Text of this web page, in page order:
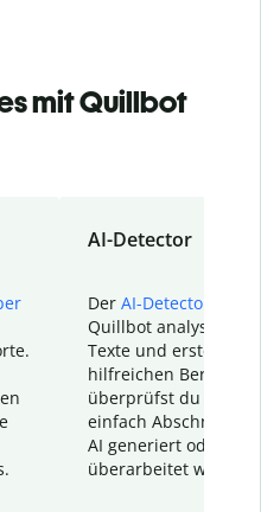
mit Quillbot
AI-Detector
Der AI-Detector
Quillbot analysiert
Texte und erstellt
hilfreichen Bericht.
überprüfst du
einfach Abschnitte,
AI generiert oder
überarbeitet wurden.